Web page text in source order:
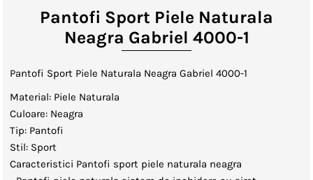
Pantofi Sport Piele Naturala
Neagra Gabriel 4000-1
Pantofi Sport Piele Naturala Neagra Gabriel 4000-1
Material: Piele Naturala
Culoare: Neagra
Tip: Pantofi
Stil: Sport
Caracteristici Pantofi sport piele naturala neagra